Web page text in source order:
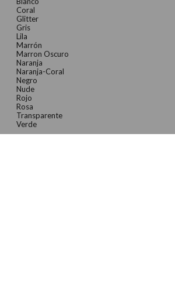
Coral
Glitter
Gris
Lila
Marrón
Marron Oscuro
Naranja
Naranja-Coral
Negro
Nude
Rojo
Rosa
Transparente
Verde